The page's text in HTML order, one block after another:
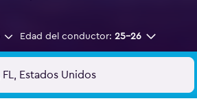
Edad del conductor: 25-26